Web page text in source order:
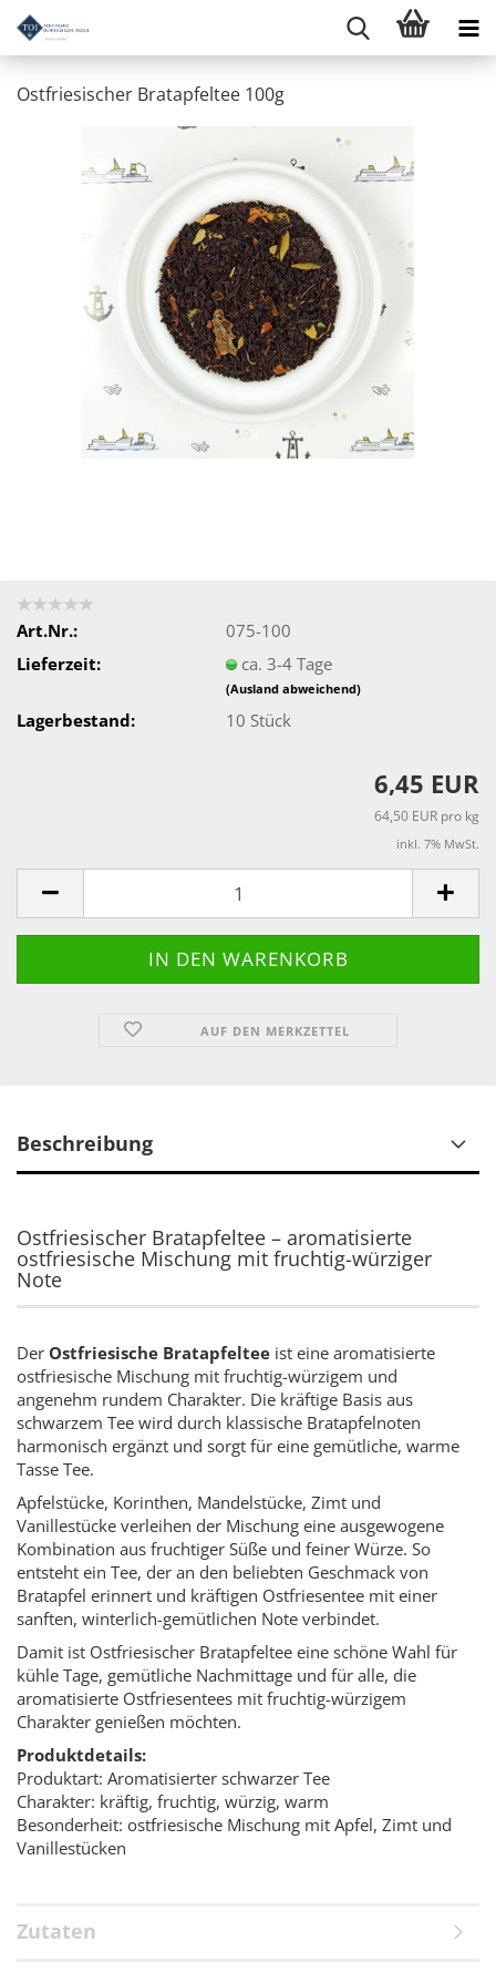
Ostfriesischer Bratapfeltee 100g
Art.Nr.:
075-100
Lieferzeit:
ca. 3-4 Tage
(Ausland abweichend)
Lagerbestand: 10 Stück
6,45 EUR
64,50 EUR pro kg
inkl. 7% MwSt.
AUF DEN MERKZETTEL
Beschreibung
Ostfriesischer Bratapfeltee – aromatisierte
ostfriesische Mischung mit fruchtig-würziger
Note
Der Ostfriesische Bratapfeltee ist eine aromatisierte
ostfriesische Mischung mit fruchtig-würzigem und
angenehm rundem Charakter. Die kräftige Basis aus
schwarzem Tee wird durch klassische Bratapfelnoten
harmonisch ergänzt und sorgt für eine gemütliche, warme
Tasse Tee.
Apfelstücke, Korinthen, Mandelstücke, Zimt und
Vanillestücke verleihen der Mischung eine ausgewogene
Kombination aus fruchtiger Süße und feiner Würze. So
entsteht ein Tee, der an den beliebten Geschmack von
Bratapfel erinnert und kräftigen Ostfriesentee mit einer
sanften, winterlich-gemütlichen Note verbindet.
Damit ist Ostfriesischer Bratapfeltee eine schöne Wahl für
kühle Tage, gemütliche Nachmittage und für alle, die
aromatisierte Ostfriesentees mit fruchtig-würzigem
Charakter genießen möchten.
Produktdetails:
Produktart: Aromatisierter schwarzer Tee
Charakter: kräftig, fruchtig, würzig, warm
Besonderheit: ostfriesische Mischung mit Apfel, Zimt und
Vanillestücken
Zutaten